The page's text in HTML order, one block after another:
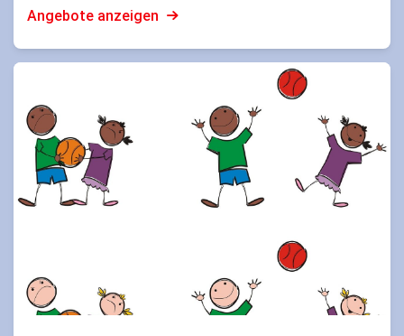
Angebote anzeigen